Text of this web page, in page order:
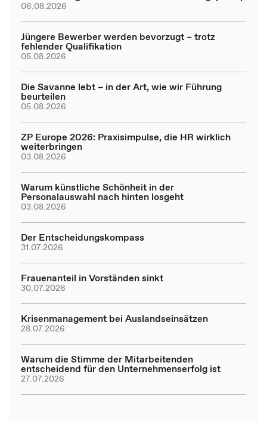
06.08.2026
Jüngere Bewerber werden bevorzugt – trotz
fehlender Qualifikation
05.08.2026
Die Savanne lebt – in der Art, wie wir Führung
beurteilen
05.08.2026
ZP Europe 2026: Praxisimpulse, die HR wirklich
weiterbringen
03.08.2026
Warum künstliche Schönheit in der
Personalauswahl nach hinten losgeht
03.08.2026
Der Entscheidungskompass
31.07.2026
Frauenanteil in Vorständen sinkt
30.07.2026
Krisenmanagement bei Auslandseinsätzen
28.07.2026
Warum die Stimme der Mitarbeitenden
entscheidend für den Unternehmenserfolg ist
27.07.2026